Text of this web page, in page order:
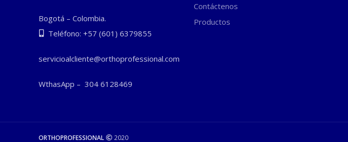
Bogotá – Colombia.
Teléfono: +57 (601) 6379855
servicioalcliente@orthoprofessional.com
WthasApp – 304 6128469
Contáctenos
Productos
ORTHOPROFESSIONAL 2020